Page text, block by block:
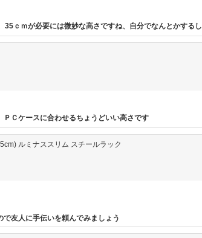
ｃｍが必要には微妙な高さですね、自分でなんとかする
Ｃケースに合わせるちょうどいい高さです
ルミナススリム スチールラック
友人に手伝いを頼んでみましょう